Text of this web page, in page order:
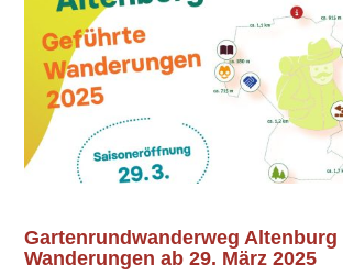
Gartenrundwanderweg
Wanderungen ab 29. März 2025